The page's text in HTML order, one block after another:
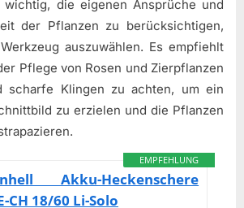
wichtig, die eigenen Ansprüche und
der Pflanzen zu berücksichtigen,
auszuwählen. Es empfiehlt
Pflege von Rosen und Zierpflanzen
scharfe Klingen zu achten, um ein
zu erzielen und die Pflanzen
EMPFEHLUNG
Akku-Heckenschere
CH 18/60 Li-Solo